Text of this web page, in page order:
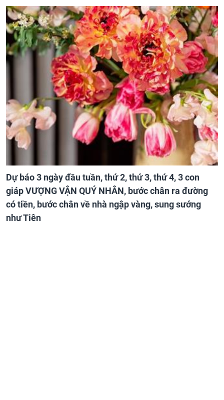
Dự báo 3 ngày đầu tuần, thứ 2, thứ 3, thứ 4, 3 con
giáp VƯỢNG VẬN QUÝ NHÂN, bước chân ra đường
có tiền, bước chân về nhà ngập vàng, sung sướng
như Tiên